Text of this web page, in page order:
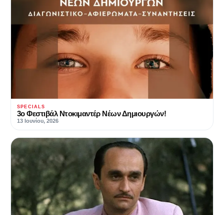
SPECIALS
3ο Φεστιβάλ Ντοκιμαντέρ Νέων Δημιουργών!
13 Ιουνίου, 2026